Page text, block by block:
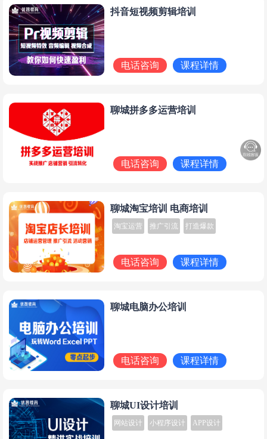
抖音短视频剪辑培训
电话咨询 课程详情
聊城拼多多运营培训
电话咨询 课程详情
聊城淘宝培训 电商培训
淘宝运营 推广引流 打造爆款
电话咨询 课程详情
聊城电脑办公培训
电话咨询 课程详情
聊城UI设计培训
网站设计 小程序设计 APP设计